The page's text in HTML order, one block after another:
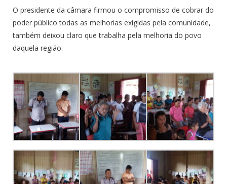
O presidente da câmara firmou o compromisso de cobrar do
poder público todas as melhorias exigidas pela comunidade,
também deixou claro que trabalha pela melhoria do povo
daquela região.